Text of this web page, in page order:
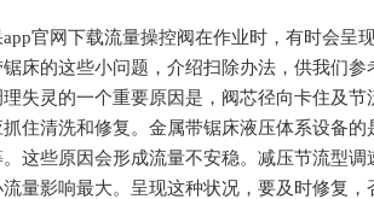
官网下载流量操控阀在作业时，有时会呈
床的这些小问题，介绍扫除办法，供我们参
失灵的一个重要原因是，阀芯径向卡住及
住清洗和修复。金属带锯床液压体系设备
这些原因会形成流量不安稳。减压节流型
流量影响最大。呈现这种状况，要及时修复，